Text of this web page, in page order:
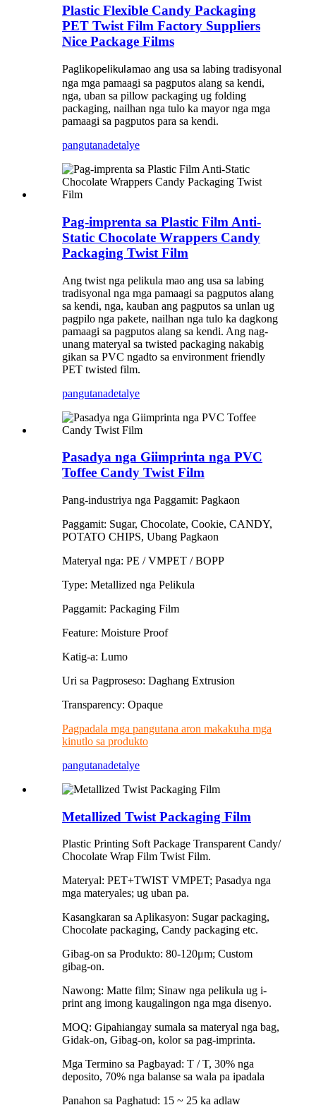
Plastic Flexible Candy Packaging
PET Twist Film Factory Suppliers
Nice Package Films
Paglikopelikulamao ang usa sa labing tradisyonal
nga mga pamaagi sa pagputos alang sa kendi,
nga, uban sa pillow packaging ug folding
packaging, nailhan nga tulo ka mayor nga mga
pamaagi sa pagputos para sa kendi.
pangutanadetalye
Pag-imprenta sa Plastic Film Anti-
Static Chocolate Wrappers Candy
Packaging Twist Film
Ang twist nga pelikula mao ang usa sa labing
tradisyonal nga mga pamaagi sa pagputos alang
sa kendi, nga, kauban ang pagputos sa unlan ug
pagpilo nga pakete, nailhan nga tulo ka dagkong
pamaagi sa pagputos alang sa kendi. Ang nag-
unang materyal sa twisted packaging nakabig
gikan sa PVC ngadto sa environment friendly
PET twisted film.
pangutanadetalye
Pasadya nga Giimprinta nga PVC
Toffee Candy Twist Film
Pang-industriya nga Paggamit: Pagkaon
Paggamit: Sugar, Chocolate, Cookie, CANDY,
POTATO CHIPS, Ubang Pagkaon
Materyal nga: PE / VMPET / BOPP
Type: Metallized nga Pelikula
Paggamit: Packaging Film
Feature: Moisture Proof
Katig-a: Lumo
Uri sa Pagproseso: Daghang Extrusion
Transparency: Opaque
Pagpadala mga pangutana aron makakuha mga
kinutlo sa produkto
pangutanadetalye
Metallized Twist Packaging Film
Plastic Printing Soft Package Transparent Candy/
Chocolate Wrap Film Twist Film.
Materyal: PET+TWIST VMPET; Pasadya nga
mga materyales; ug uban pa.
Kasangkaran sa Aplikasyon: Sugar packaging,
Chocolate packaging, Candy packaging etc.
Gibag-on sa Produkto: 80-120μm; Custom
gibag-on.
Nawong: Matte film; Sinaw nga pelikula ug i-
print ang imong kaugalingon nga mga disenyo.
MOQ: Gipahiangay sumala sa materyal nga bag,
Gidak-on, Gibag-on, kolor sa pag-imprinta.
Mga Termino sa Pagbayad: T / T, 30% nga
deposito, 70% nga balanse sa wala pa ipadala
Panahon sa Paghatud: 15 ~ 25 ka adlaw